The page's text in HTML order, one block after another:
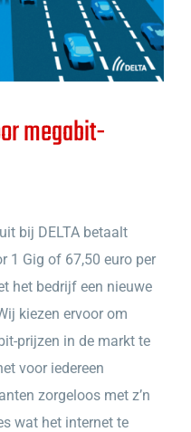
megabit-
bij DELTA betaalt
1 Gig of 67,50 euro per
het bedrijf een nieuwe
kiezen ervoor om
prijzen in de markt te
voor iedereen
zorgeloos met z’n
wat het internet te